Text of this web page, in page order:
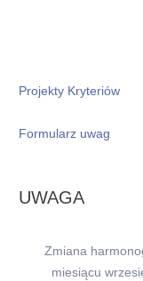
Projekty Kryteriów
Formularz uwag
UWAGA
Zmiana
miesiącu